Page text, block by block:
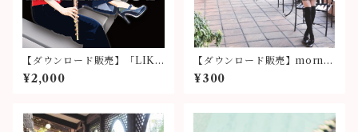
【ダウンロード販売】「LIKE
LIHOOD」
¥2,000
【ダウンロード販売】mornin
g glory
¥300